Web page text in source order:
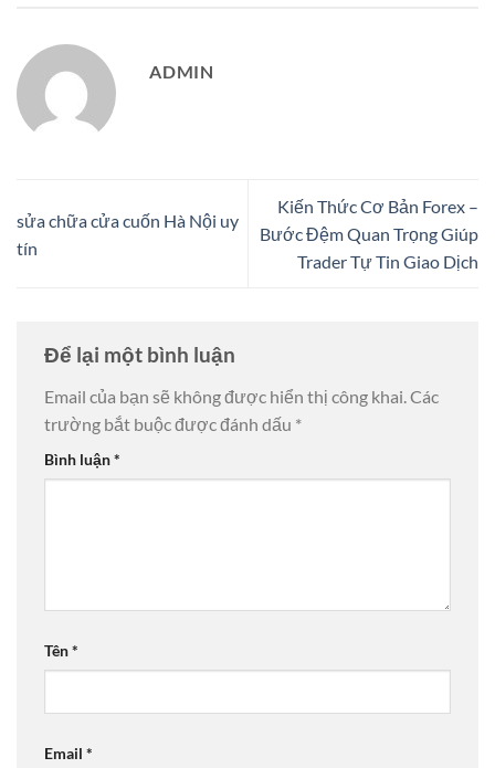
ADMIN
sửa chữa cửa cuốn Hà Nội uy
tín
Kiến Thức Cơ Bản Forex –
Bước Đệm Quan Trọng Giúp
Trader Tự Tin Giao Dịch
Để lại một bình luận
Email của bạn sẽ không được hiển thị công khai.Các
trường bắt buộc được đánh dấu *
Bình luận*
Tên*
Email *